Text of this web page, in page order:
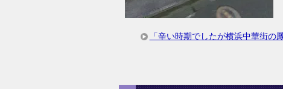
「辛い時期でしたが横浜中華街